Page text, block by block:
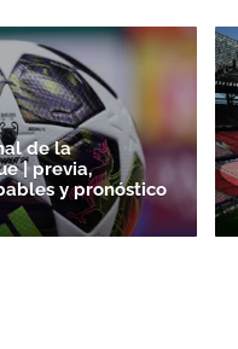
de la
| previa,
y pronóstico